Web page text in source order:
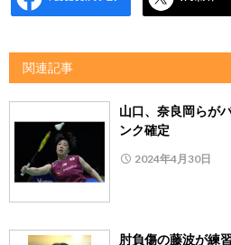
関連記事
山口、奈良岡らが
ンク確定
2024年4月30日
肘負傷の藤波が練